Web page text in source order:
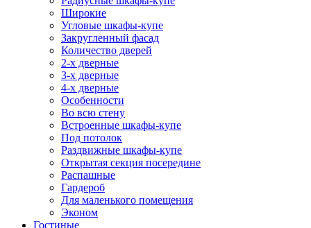
Широкие
Угловые шкафы-купе
Закругленный фасад
Количество дверей
2-х дверные
3-х дверные
4-х дверные
Особенности
Во всю стену
Встроенные шкафы-купе
Под потолок
Раздвижные шкафы-купе
Открытая секция посередине
Распашные
Гардероб
Для маленького помещения
Эконом
Гостиные